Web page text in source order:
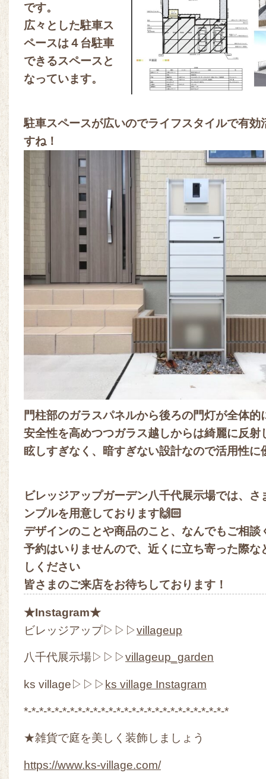
です。
広々とした駐車ス
ペースは４台駐車
できるスペースと
なっています。
駐車スペースが広いのでライフスタイルで有効
すね！
門柱部のガラスパネルから後ろの門灯が全体的
安全性を高めつつガラス越しからは綺麗に反射
眩しすぎなく、暗すぎない設計なので活用性に
ビレッジアップガーデン八千代展示場では、さ
ンプルを用意しております🙌🏻
デザインのことや商品のこと、なんでもご相談
予約はいりませんので、近くに立ち寄った際な
しください
皆さまのご来店をお待ちしております！
★Instagram★
ビレッジアップ▷▷▷villageup
八千代展示場▷▷▷villageup_garden
ks village▷▷▷ ks village Instagram
*-*-*-*-*-*-*-*-*-*-*-*-*-*-*-*-*-*-*-*-*-*-*-*-*-*-*
★雑貨で庭を美しく装飾しましょう
https://www.ks-village.com/